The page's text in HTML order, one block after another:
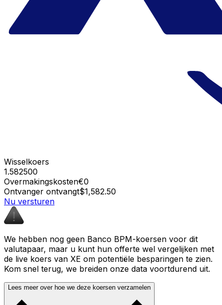
Wisselkoers
1.582500
Overmakingskosten€0
Ontvanger ontvangt$1,582.50
Nu versturen
We hebben nog geen Banco BPM-koersen voor dit
valutapaar, maar u kunt hun offerte wel vergelijken met
de live koers van XE om potentiële besparingen te zien.
Kom snel terug, we breiden onze data voortdurend uit.
Lees meer over hoe we deze koersen verzamelen